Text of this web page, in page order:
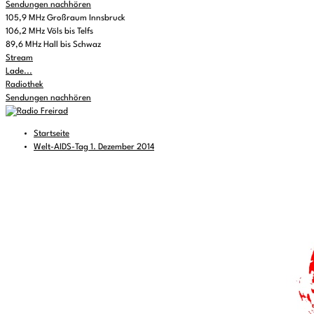
Sendungen nachhören
105,9 MHz Großraum Innsbruck
106,2 MHz Völs bis Telfs
89,6 MHz Hall bis Schwaz
Stream
Lade...
Radiothek
Sendungen nachhören
Startseite
Welt-AIDS-Tag 1. Dezember 2014